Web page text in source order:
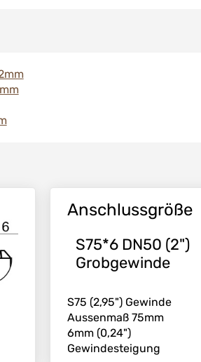
Anschlussgröße
S75*6 DN50 (2")
Grobgewinde
S75 (2,95") Gewinde
Aussenmaß 75mm
6mm (0,24")
Gewindesteigung